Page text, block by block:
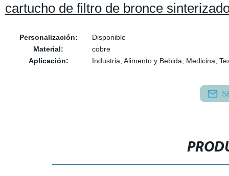
cartucho de filtro de bronce
Personalización:
Disponible
Material:
cobre
Aplicación:
Industria, Alimento y Bebida, Medicina,